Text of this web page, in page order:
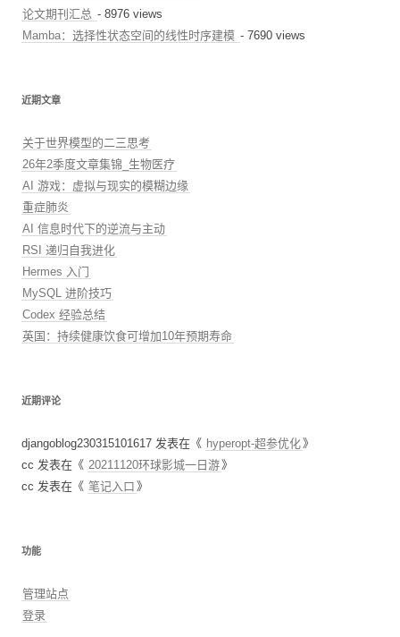
论文期刊汇总 - 8976 views
Mamba：选择性状态空间的线性时序建模 - 7690 views
近期文章
关于世界模型的二三思考
26年2季度文章集锦_生物医疗
AI 游戏：虚拟与现实的模糊边缘
重症肺炎
AI 信息时代下的逆流与主动
RSI 递归自我进化
Hermes 入门
MySQL 进阶技巧
Codex 经验总结
英国：持续健康饮食可增加10年预期寿命
近期评论
djangoblog230315101617 发表在《 hyperopt-超参优化》
cc 发表在《 20211120环球影城一日游》
cc 发表在《 笔记入口 》
功能
管理站点
登录